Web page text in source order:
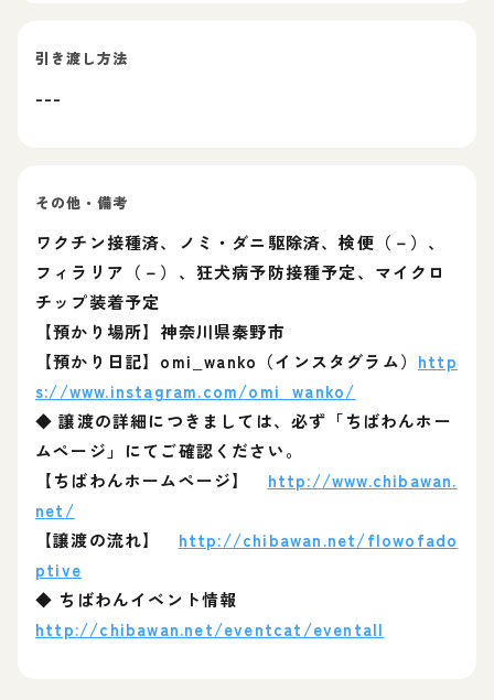
引き渡し方法
---
その他・備考
ワクチン接種済、ノミ・ダニ駆除済、検便（－）、
フィラリア（－）、狂犬病予防接種予定、マイクロ
チップ装着予定
【預かり場所】神奈川県秦野市
【預かり日記】omi_wanko（インスタグラム） http
s://www.instagram.com/omi_wanko/
◆ 譲渡の詳細につきましては、必ず「ちばわんホー
ムページ」にてご確認ください。
【ちばわんホームページ】 http://www.chibawan.
net/
【譲渡の流れ】 http://chibawan.net/flowofado
ptive
◆ ちばわんイベント情報
http://chibawan.net/eventcat/eventall